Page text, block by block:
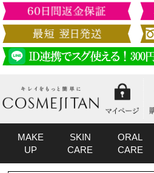
MAKE
UP
SKIN
CARE
ORAL
CARE